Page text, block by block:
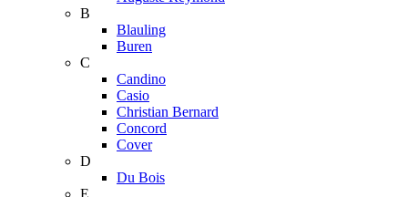
B
Blauling
Buren
C
Candino
Casio
Christian Bernard
Concord
Cover
D
Du Bois
E